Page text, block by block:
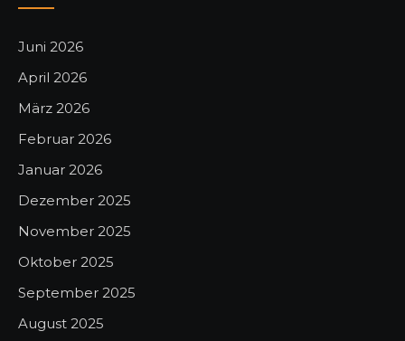
Juni 2026
April 2026
März 2026
Februar 2026
Januar 2026
Dezember 2025
November 2025
Oktober 2025
September 2025
August 2025